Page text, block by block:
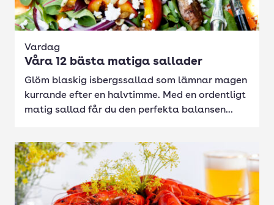
Vardag
Våra 12 bästa matiga sallader
Glöm blaskig isbergssallad som lämnar magen
kurrande efter en halvtimme. Med en ordentligt
matig sallad får du den perfekta balansen...